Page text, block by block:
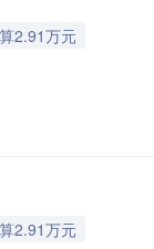
2.91万元
2.91万元